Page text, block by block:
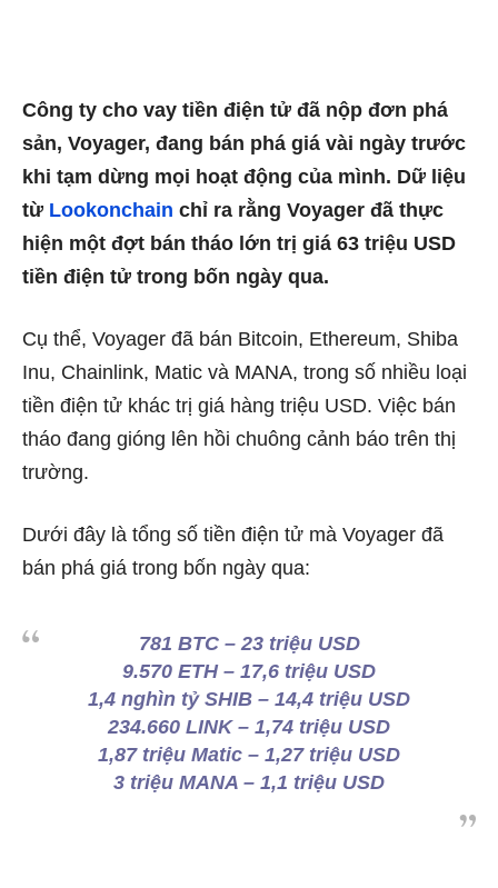
Công ty cho vay tiền điện tử đã nộp đơn phá
sản, Voyager, đang bán phá giá vài ngày trước
khi tạm dừng mọi hoạt động của mình. Dữ liệu
từ Lookonchain chỉ ra rằng Voyager đã thực
hiện một đợt bán tháo lớn trị giá 63 triệu USD
tiền điện tử trong bốn ngày qua.
Cụ thể, Voyager đã bán Bitcoin, Ethereum, Shiba
Inu, Chainlink, Matic và MANA, trong số nhiều loại
tiền điện tử khác trị giá hàng triệu USD. Việc bán
tháo đang gióng lên hồi chuông cảnh báo trên thị
trường.
Dưới đây là tổng số tiền điện tử mà Voyager đã
bán phá giá trong bốn ngày qua:
781 BTC – 23 triệu USD
9.570 ETH – 17,6 triệu USD
1,4 nghìn tỷ SHIB – 14,4 triệu USD
234.660 LINK – 1,74 triệu USD
1,87 triệu Matic – 1,27 triệu USD
3 triệu MANA – 1,1 triệu USD